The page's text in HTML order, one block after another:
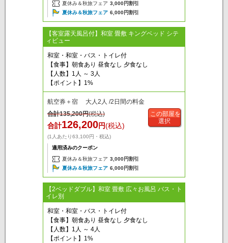
夏休み＆秋旅フェア 3,000円割引
夏休み＆秋旅フェア 6,000円割引
【客室露天風呂付】和室 畳敷 キングベッド シテ
ィビュー
和室・和室・バス・トイレ付
【食事】朝食あり 昼食なし 夕食なし
【人数】1人 ～ 3人
【ポイント】1%
航空券＋宿 大人2人 /2日間の料金
合計135,200円(税込)
合計126,200円(税込)
(1人あたり63,100円・税込)
適用済みのクーポン
夏休み＆秋旅フェア 3,000円割引
夏休み＆秋旅フェア 6,000円割引
この部屋を
選択
【2ベッドダブル】和室 畳敷 広々お風呂 バス・ト
イレ別
和室・和室・バス・トイレ付
【食事】朝食あり 昼食なし 夕食なし
【人数】1人 ～ 4人
【ポイント】1%